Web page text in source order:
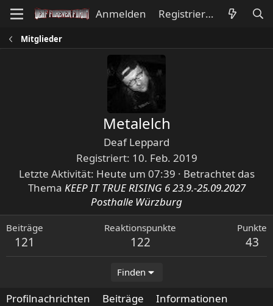
Anmelden Registrieren
Mitglieder
Metalelch
Deaf Leppard
Registriert 10. Feb. 2019
Letzte Aktivität Heute um 07:39 · Betrachtet das
Thema KEEP IT TRUE RISING 6 23.9.-25.09.2027
Posthalle Würzburg
Beiträge
121
Reaktionspunkte
122
Punkte
43
Finden
Profilnachrichten Beiträge Informationen